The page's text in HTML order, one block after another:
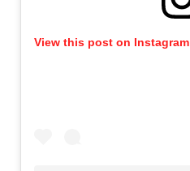
View this post on Instagram